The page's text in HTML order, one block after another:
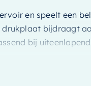
en speelt een
bijdraagt
bij